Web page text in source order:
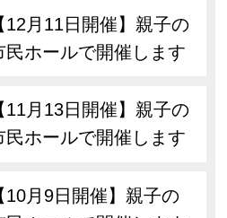
12月11日開催】親子の
民ホールで開催します
11月13日開催】親子の
民ホールで開催します
10月9日開催】親子の